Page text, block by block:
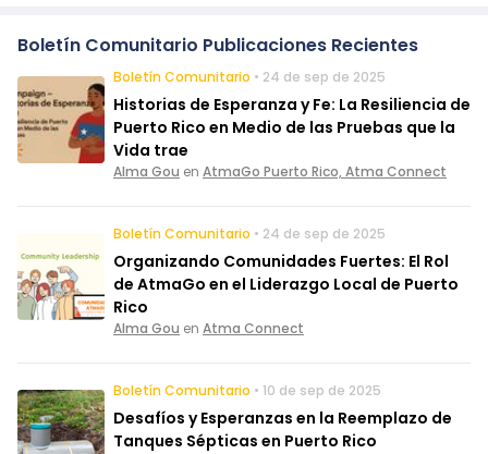
Boletín Comunitario Publicaciones Recientes
Boletín Comunitario • 24 de sep de 2025
Historias de Esperanza y Fe: La Resiliencia de
Puerto Rico en Medio de las Pruebas que la
Vida trae
Alma Gou en AtmaGo Puerto Rico, Atma Connect
Boletín Comunitario • 24 de sep de 2025
Organizando Comunidades Fuertes: El Rol
de AtmaGo en el Liderazgo Local de Puerto
Rico
Alma Gou en Atma Connect
Boletín Comunitario • 10 de sep de 2025
Desafíos y Esperanzas en la Reemplazo de
Tanques Sépticas en Puerto Rico